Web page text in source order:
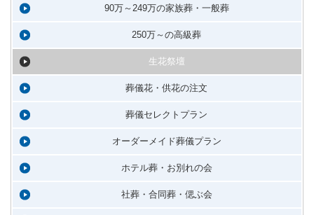
90万～249万の家族葬・一般葬
250万～の高級葬
生花祭壇
葬儀花・供花の注文
葬儀セレクトプラン
オーダーメイド葬儀プラン
ホテル葬・お別れの会
社葬・合同葬・偲ぶ会